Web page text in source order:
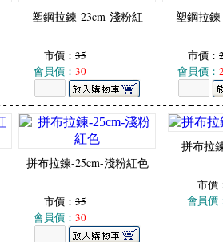
塑鋼拉鍊-23cm-淺粉紅
市價： 35
會員價： 30
塑鋼拉
市價：
會員價：
拼布拉鍊-25cm-淺粉紅色
市價： 35
會員價： 30
拼布拉
市價
會員價